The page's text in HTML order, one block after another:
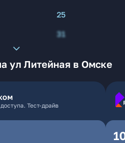
25
31
ул Литейная в Омске
Тест-драйв